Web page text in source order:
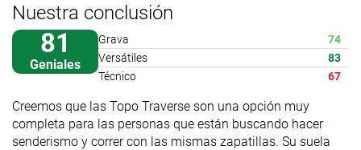
Nuestra conclusión
81
Geniales
Grava
74
Versátiles
83
Técnico
67
Creemos que las Topo Traverse son una opción muy
completa para las personas que están buscando hacer
senderismo y correr con las mismas zapatillas. Su suela